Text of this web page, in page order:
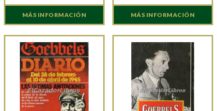
MÁS INFORMACIÓN MÁS INFORMACIÓN